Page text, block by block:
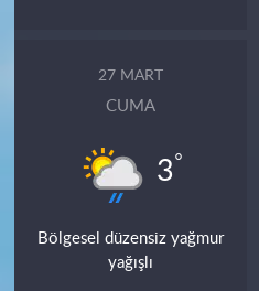
27 MART
CUMA
3°
Bölgesel düzensiz yağmur
yağışlı